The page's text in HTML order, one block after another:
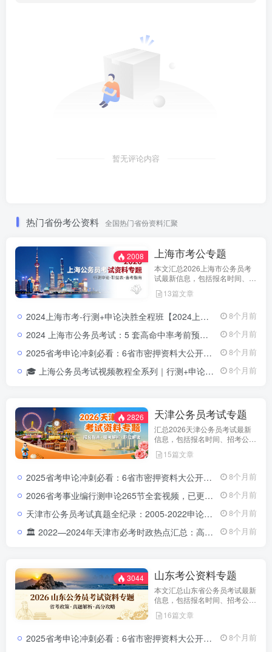
暂无评论内容
热门省份考公资料 全国热门省份资料汇聚
2008 上海市考公专题
本文汇总2026上海市公务员考
试最新信息，包括报名时间、招
测申论备考指南。通过政策解读
天津市考特点，合理安排备考计
13篇文章
2024上海市考-行测+申论决胜全程班【2024上海市考全程班】一次掌握行测+申论，突破高分就在眼前！ 8个月前
2024 上海市公务员考试：5 套高命中率考前预测卷&详解2024 上海公务员考试预测卷下载｜5 套考前真题强化训练 8个月前
2025省考申论冲刺必看：6省市密押资料大公开，高分上岸就靠它！ 8个月前
🎓 上海公务员考试视频教程全系列｜行测+申论+科学推理系统课程上海公务员考试视频教程系列｜行测+申论全科系统班含讲义课件 8个月前
2826 天津公务员考试专题
汇总2026天津公务员考试最新
信息，包括报名时间、招考公
论备考指南。通过政策解读和考
市考特点，合理安排备考计划，
15篇文章
2025省考申论冲刺必看：6省市密押资料大公开，高分上岸就靠它！ 8个月前
2026省考事业编行测申论265节全套视频，已更新完结（零基础专用）2026公务员事业单位行测申论265节视频课程 8个月前
天津市公务员考试真题全纪录：2005-2022申论行测题库与报录分析指南天津市公务员考试真题录：2005-2022申论行测全解析及报录分析 8个月前
🏛️ 2022—2024年天津市必考时政热点汇总：高频政策与重点事件全解析2022-2024年天津市时政热点汇总｜三年核心政策全解析 8个月前
3044 山东考公资料专题
本文汇总山东省公务员考试最新
信息，包括报名时间、招考公
论备考指南。通过政策解读和考
市考特点，合理安排备考计划，
16篇文章
2025省考申论冲刺必看：6省市密押资料大公开，高分上岸就靠它！ 8个月前